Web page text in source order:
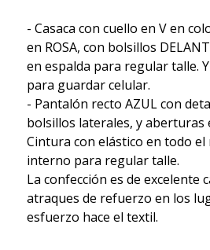
- Casaca con cuello en V en
en ROSA, con bolsillos
en espalda para regular talle.
para guardar celular.
- Pantalón recto AZUL con
bolsillos laterales, y aberturas
Cintura con elástico en todo
interno para regular talle.
La confección es de excelente
atraques de refuerzo en los
esfuerzo hace el textil.